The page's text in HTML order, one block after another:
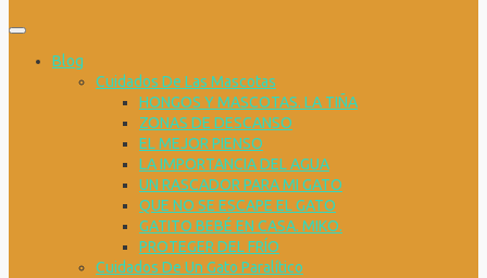
Blog
Cuidados De Las Mascotas
HONGOS Y MASCOTAS. LA TIÑA
ZONAS DE DESCANSO
EL MEJOR PIENSO
LA IMPORTANCIA DEL AGUA
UN RASCADOR PARA MI GATO
QUE NO SE ESCAPE EL GATO
GATITO BEBÉ EN CASA. MIKO.
PROTEGER DEL FRÍO
Cuidados De Un Gato Paralítico